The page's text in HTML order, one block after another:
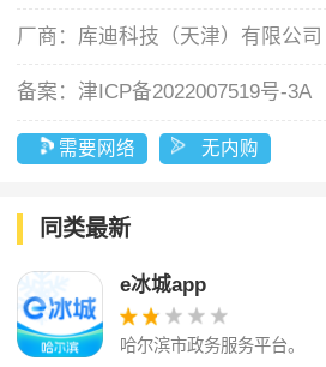
厂商： 库迪科技（天津）有限公司
备案： 津ICP备2022007519号-3A
需要网络 无内购
同类最新
e冰城app
哈尔滨市政务服务平台。